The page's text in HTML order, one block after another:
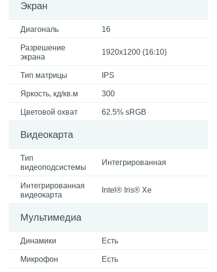
Экран
Диагональ 16
Разрешение
экрана
1920х1200 (16:10)
Тип матрицы IPS
Яркость, кд/кв.м 300
Цветовой охват 62.5% sRGB
Видеокарта
Тип
видеоподсистемы
Интегрированная
Интегрированная
видеокарта
Intel® Iris® Xe
Мультимедиа
Динамики Есть
Микрофон Есть